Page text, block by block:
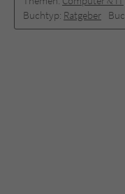
Buchtyp: Ratgeber